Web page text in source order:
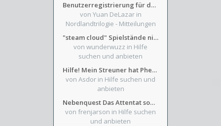
Benutzerregistrierung für das SchickHD-/SchweifHD-Forum gesperrt
von Yuan DeLazar in
Nordlandtrilogie - Mitteilungen
"steam cloud" Spielstände nicht verfügbar
von wunderwuzz in Hilfe
suchen und anbieten
Hilfe! Mein Streuner hat Phexens Gunst verloren...
von Asdor in Hilfe suchen und
anbieten
Nebenquest Das Attentat sowie Beilunker Reiter und zwei kleine Ausrüstungsfragen
von frenjarson in Hilfe suchen
und anbieten